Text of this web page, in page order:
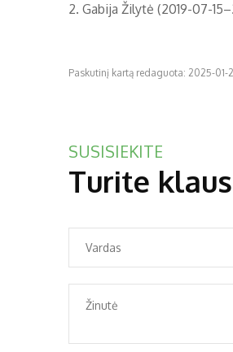
2. Gabija
Paskutinį kartą redaguota: 2025-01-
SUSISIEKITE
Turite